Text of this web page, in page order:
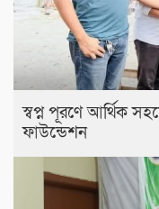
স্বপ্ন পূরণে আর্থিক
ফাউন্ডেশন